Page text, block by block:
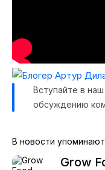
Вступайте в
обсуждению
В новости
Grow